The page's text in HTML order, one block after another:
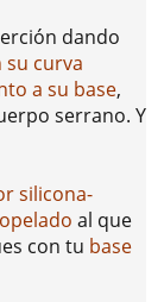
dando
curva
a su base,
serrano. Y
silicona-
al que
con tu base